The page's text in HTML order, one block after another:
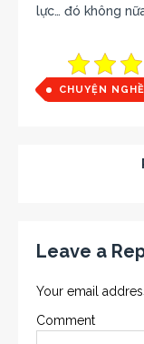
lực… đó không
CHUYỆN
Leave a
Your email
Comment